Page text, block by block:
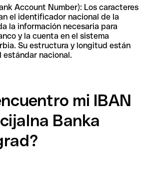
Account Number): Los caracteres
el identificador nacional de la
la información necesaria para
y la cuenta en el sistema
Su estructura y longitud están
estándar nacional.
mi IBAN
Banka